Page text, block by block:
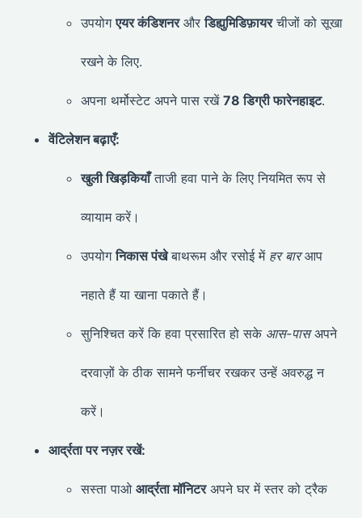
उपयोगएयर कंडिशनरऔरडिह्युमिडिफ़ायरचीजों को सूखा
रखने के लिए.
अपना थर्मोस्टेट अपने पास रखें 78 डिग्री फारेनहाइट.
वेंटिलेशन बढ़ाएँ:
खुली खिड़कियाँताजी हवा पाने के लिए नियमित रूप से
व्यायाम करें।
उपयोगनिकास पंखेबाथरूम और रसोई में हर बारआप
नहाते हैं या खाना पकाते हैं।
सुनिश्चित करें कि हवा प्रसारित हो सके आस-पासअपने
दरवाज़ों के ठीक सामने फर्नीचर रखकर उन्हें अवरुद्ध न
करें।
आर्द्रता पर नज़र रखें:
सस्ता पाओ आर्द्रता मॉनिटरअपने घर में स्तर को ट्रैक